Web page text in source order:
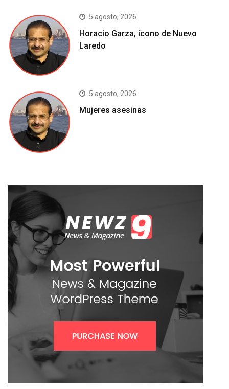
5 agosto, 2026
Horacio Garza, ícono de Nuevo
Laredo
5 agosto, 2026
Mujeres asesinas